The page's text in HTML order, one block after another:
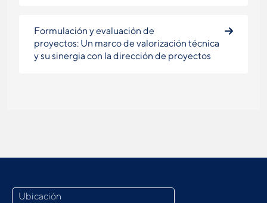
Formulación y evaluación de
proyectos: Un marco de valorización técnica
y su sinergia con la dirección de proyectos
Ubicación